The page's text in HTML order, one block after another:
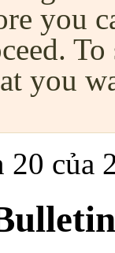
you
you
20 của